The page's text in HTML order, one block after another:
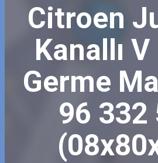
Citroen
Kanallı V
Germe
96 332